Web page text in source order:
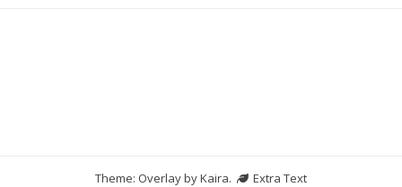
Theme: Overlay byKaira.
Extra Text